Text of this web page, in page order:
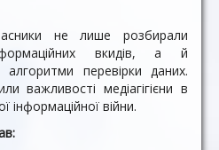
не лише розбирали
вкидів, а й
алгоритми перевірки даних.
важливості медіагігієни в
війни.